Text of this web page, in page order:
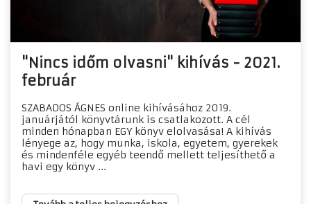
"Nincs időm olvasni" kihívás - 2021.
február
SZABADOS ÁGNES online kihívásához 2019.
januárjától könyvtárunk is csatlakozott. A cél
minden hónapban EGY könyv elolvasása! A kihívás
lényege az, hogy munka, iskola, egyetem, gyerekek
és mindenféle egyéb teendő mellett teljesíthető a
havi egy könyv ...